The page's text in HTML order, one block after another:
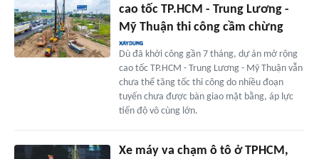
cao tốc TP.HCM - Trung Lương -
Mỹ Thuận thi công cầm chừng
Dù đã khởi công gần 7 tháng, dự án mở rộng
cao tốc TP.HCM - Trung Lương - Mỹ Thuận vẫn
chưa thể tăng tốc thi công do nhiều đoạn
tuyến chưa được bàn giao mặt bằng, áp lực
tiến độ vô cùng lớn.
Xe máy va chạm ô tô ở TPHCM,